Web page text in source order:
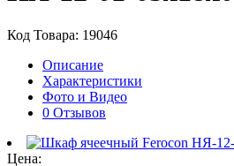
Код Товара: 19046
Описание
Характеристики
Фото и Видео
0 Отзывов
Цена: